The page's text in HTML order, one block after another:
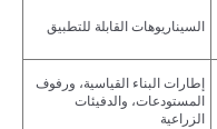
السيناريوهات القابلة للتطبيق
إطارات البناء القياسية، ورفوف
المستودعات، والدفيئات
الزراعية